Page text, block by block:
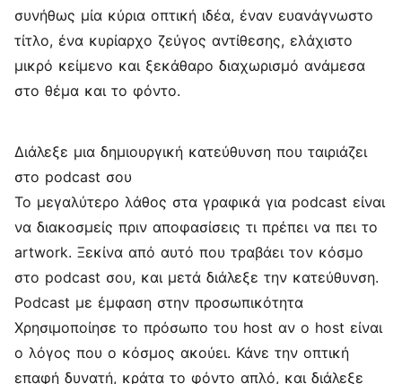
συνήθως μία κύρια οπτική ιδέα, έναν ευανάγνωστο
τίτλο, ένα κυρίαρχο ζεύγος αντίθεσης, ελάχιστο
μικρό κείμενο και ξεκάθαρο διαχωρισμό ανάμεσα
στο θέμα και το φόντο.
Διάλεξε μια δημιουργική κατεύθυνση που ταιριάζει
στο podcast σου
Το μεγαλύτερο λάθος στα γραφικά για podcast είναι
να διακοσμείς πριν αποφασίσεις τι πρέπει να πει το
artwork. Ξεκίνα από αυτό που τραβάει τον κόσμο
στο podcast σου, και μετά διάλεξε την κατεύθυνση.
Podcast με έμφαση στην προσωπικότητα
Χρησιμοποίησε το πρόσωπο του host αν ο host είναι
ο λόγος που ο κόσμος ακούει. Κάνε την οπτική
επαφή δυνατή, κράτα το φόντο απλό, και διάλεξε